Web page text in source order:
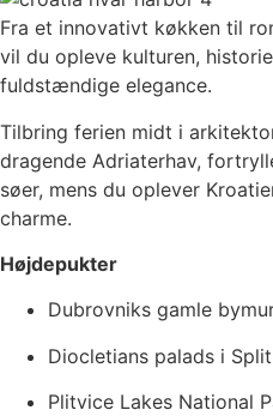
Fra et innovativt køkken til
vil du opleve kulturen,
fuldstændige elegance.
Tilbring ferien midt i
dragende Adriaterhav,
søer, mens du oplever
charme.
Højdepukter
Dubrovniks gamle
Diocletians palads i Split
Plitvice Lakes National